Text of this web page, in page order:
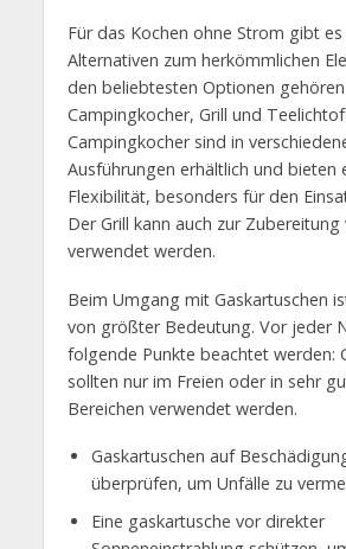
Für das Kochen ohne Strom gibt es
Alternativen zum herkömmlichen
den beliebtesten Optionen gehören
Campingkocher, Grill und
Campingkocher sind in
Ausführungen erhältlich und bieten
Flexibilität, besonders für den
Der Grill kann auch zur
verwendet werden.
Beim Umgang mit Gaskartuschen
von größter Bedeutung. Vor jeder
folgende Punkte beachtet werden:
sollten nur im Freien oder in sehr
Bereichen verwendet werden.
Gaskartuschen auf
überprüfen, um Unfälle zu
Eine gaskartusche vor direkter